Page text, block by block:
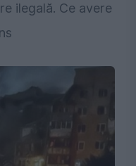
ilegală. Ce avere